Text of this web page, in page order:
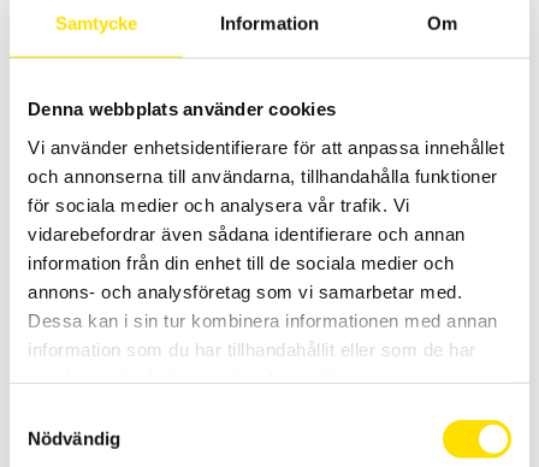
Samtycke Information Om
Denna webbplats använder cookies
Vi använder enhetsidentifierare för att anpassa innehållet
och annonserna till användarna, tillhandahålla funktioner
för sociala medier och analysera vår trafik. Vi
vidarebefordrar även sådana identifierare och annan
information från din enhet till de sociala medier och
annons- och analysföretag som vi samarbetar med.
Dessa kan i sin tur kombinera informationen med annan
information som du har tillhandahållit eller som de har
Nödvändig
15,590.00kr LÄS MER
CA 1246 Luftfuktighet – Temperaturmätare
För mätning av relativ fuktighet, daggpunkt och temperatur på luft.
temperatur och luftfuktighet direkt i dess display.
3,690.00